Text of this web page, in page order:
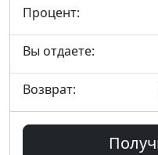
Процент:
Вы отдаете:
Возврат: